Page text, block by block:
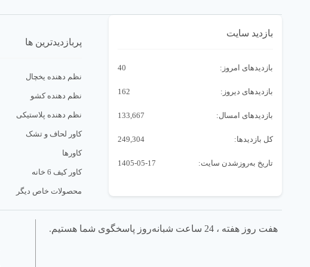
بازدید سایت
بازدیدهای امروز: 40
بازدیدهای دیروز: 162
بازدیدهای امسال: 133,667
کل بازدیدها: 249,304
تاریخ به‌روزشدن سایت: 1405-05-17
پربازدیدترین ها
نظم دهنده یخچال
نظم دهنده کشو
نظم دهنده پلاستیکی
کاور لحاف و تشک
کاورها
کاور کیف 6 خانه
محصولات خاص دیگر
هفت روز هفته ، 24 ساعت شبانه‌روز پاسخگوی شما هستیم.